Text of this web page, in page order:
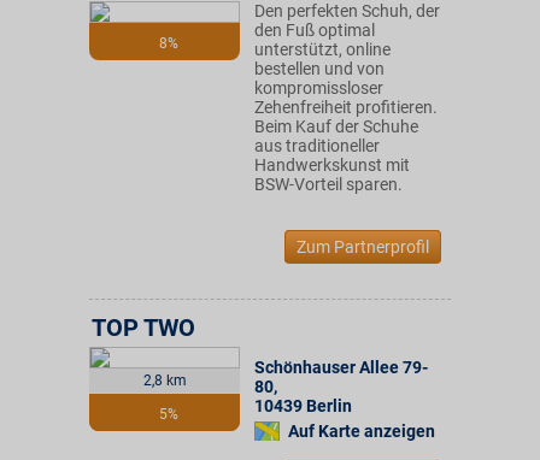
8%
Den perfekten Schuh, der
den Fuß optimal
unterstützt, online
bestellen und von
kompromissloser
Zehenfreiheit profitieren.
Beim Kauf der Schuhe
aus traditioneller
Handwerkskunst mit
BSW-Vorteil sparen.
Zum Partnerprofil
2,8 km
5%
TOP TWO
Schönhauser Allee 79-
80,
10439 Berlin
Auf Karte anzeigen